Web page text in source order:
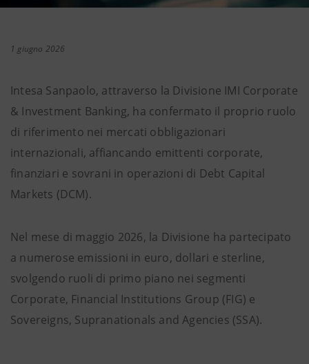
1 giugno 2026
Intesa Sanpaolo, attraverso la Divisione IMI Corporate
& Investment Banking, ha confermato il proprio ruolo
di riferimento nei mercati obbligazionari
internazionali, affiancando emittenti corporate,
finanziari e sovrani in operazioni di Debt Capital
Markets (DCM).
Nel mese di maggio 2026, la Divisione ha partecipato
a numerose emissioni in euro, dollari e sterline,
svolgendo ruoli di primo piano nei segmenti
Corporate, Financial Institutions Group (FIG) e
Sovereigns, Supranationals and Agencies (SSA).